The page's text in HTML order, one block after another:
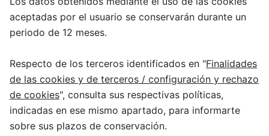
aceptadas por el usuario se conservarán durante un
periodo de 12 meses.
Respecto de los terceros identificados en "Finalidades
de las cookies y de terceros / configuración y rechazo
de cookies", consulta sus respectivas políticas,
indicadas en ese mismo apartado, para informarte
sobre sus plazos de conservación.